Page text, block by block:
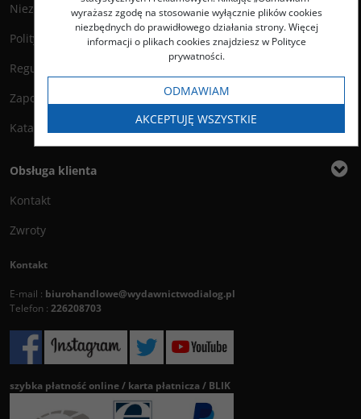
Niezbędnik Autora
Polityka prywatności
Regulamin księgarni
Zapowiedzi
Katalog
Obsługa klienta
Kontakt
Zwroty
Kontakt
E-mail : biurohandlowe@wydawnictwodialog.pl
Telefon : 226208703
szybka płatność online / karta płatnicza / BLIK
wyrażasz zgodę na stosowanie wyłącznie plików cookies
niezbędnych do prawidłowego działania strony. Więcej
informacji o plikach cookies znajdziesz w Polityce
prywatności.
ODMAWIAM
AKCEPTUJĘ WSZYSTKIE